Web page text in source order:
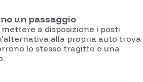
un passaggio
mettere a disposizione i posti
alla propria auto trova
lo stesso tragitto o una